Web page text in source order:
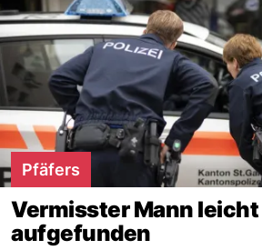
Pfäfers
Vermisster Mann
aufgefunden